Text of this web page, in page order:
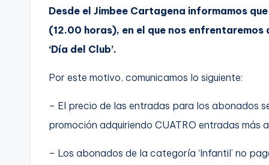
Desde el Jimbee Cartagena informamos
(12.00 horas), en el que nos
‘Día del Club’.
Por este motivo, comunicamos lo siguiente:
– El precio de las entradas para los abonados
promoción adquiriendo CUATRO entradas más
– Los abonados de la categoría ‘Infantil’ no